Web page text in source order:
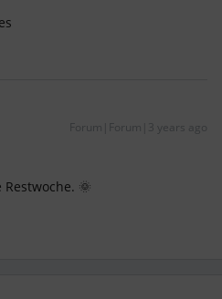
Forum|Forum|3 years ago
🌞